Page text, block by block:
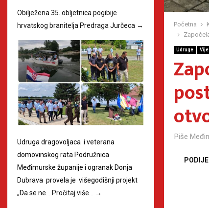
Početna
Udruge
Piše
Obilježena 35. obljetnica pogibije
hrvatskog branitelja Predraga Jurčeca →
Udruga dragovoljaca i veterana
domovinskog rata Podružnica
Međimurske županije i ogranak Donja
Dubrava provela je višegodišnji projekt
„Da se ne…
Pročitaj više… →